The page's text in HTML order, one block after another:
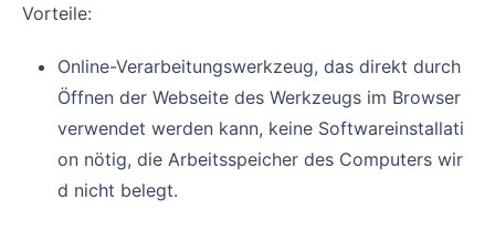
Vorteile:
Online-Verarbeitungswerkzeug, das direkt durch
Öffnen der Webseite des Werkzeugs im Browser
verwendet werden kann, keine Softwareinstallati
on nötig, die Arbeitsspeicher des Computers wir
d nicht belegt.